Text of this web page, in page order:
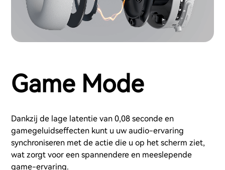
Game Mode
Dankzij de lage latentie van 0,08 seconde en
gamegeluidseffecten kunt u uw audio-ervaring
synchroniseren met de actie die u op het scherm ziet,
wat zorgt voor een spannendere en meeslepende
game-ervaring.